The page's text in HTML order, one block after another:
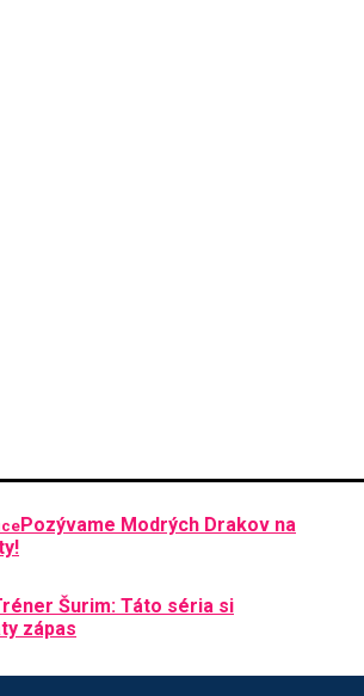
Pozývame Modrých Drakov na
Šurim: Táto séria si
zápas